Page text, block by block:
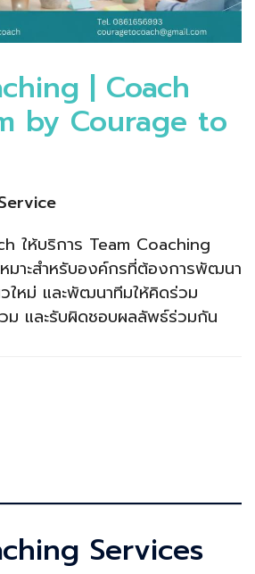
| Coach
by Courage to
ให้บริการ Team Coaching
มาะสำหรับองค์กรที่ต้องการพัฒนา
ใหม่ และพัฒนาทีมให้คิดร่วม
ม และรับผิดชอบผลลัพธ์ร่วมกัน
Services